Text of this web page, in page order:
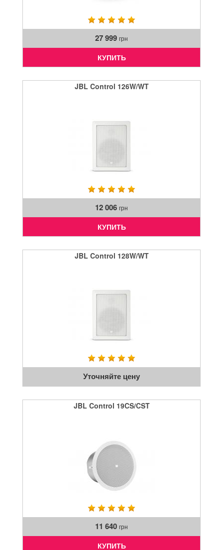
27 999 грн
КУПИТЬ
JBL Control 126W/WT
12 006 грн
КУПИТЬ
JBL Control 128W/WT
Уточняйте цену
JBL Control 19CS/CST
11 640 грн
КУПИТЬ